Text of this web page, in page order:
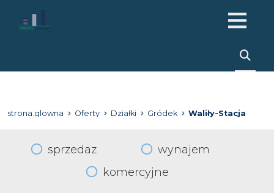
strona.glowna Oferty Działki Gródek Waliły-Stacja
sprzedaz
wynajem
komercyjne